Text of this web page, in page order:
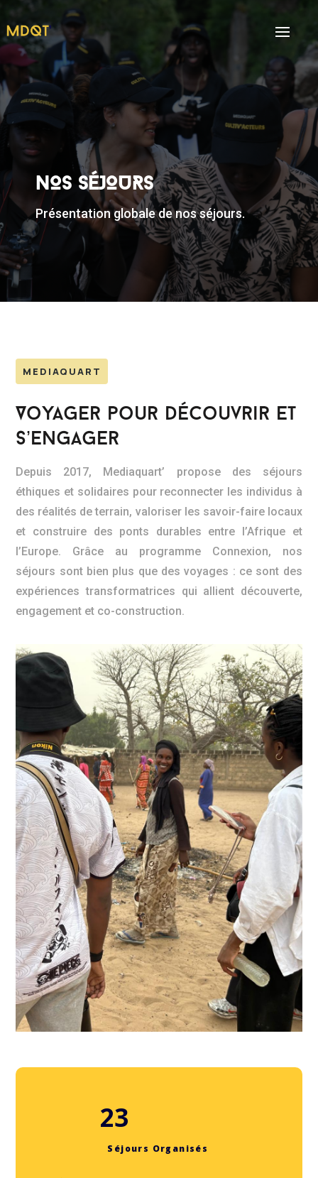
NOS SÉJOURS
Présentation globale de nos séjours.
MEDIAQUART
Voyager pour découvrir et
s’engager
Depuis 2017, Mediaquart’ propose des séjours
éthiques et solidaires pour reconnecter les individus à
des réalités de terrain, valoriser les savoir-faire locaux
et construire des ponts durables entre l’Afrique et
l’Europe. Grâce au programme Connexion, nos
séjours sont bien plus que des voyages : ce sont des
expériences transformatrices qui allient découverte,
engagement et co-construction.
23
Séjours Organisés